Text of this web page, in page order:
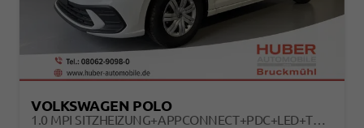
VOLKSWAGEN POLO
1.0 MPI SITZHEIZUNG+APPCONNECT+PDC+LED+TOUCH+LICHTSENSOR+MULTILENKRAD